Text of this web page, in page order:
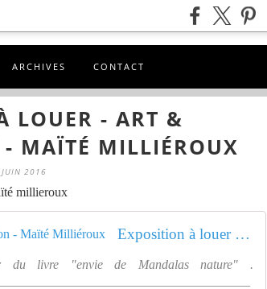
ARCHIVES CONTACT
LOUER - ART &
MAÏTÉ MILLIÉROUX
2016
millieroux
Exposition à louer - Art & Communication - Maïté Milliéroux
du livre "envie de Mandalas nature" .